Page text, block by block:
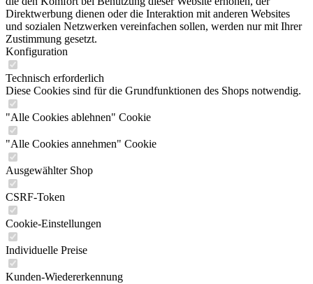
Direktwerbung dienen oder die Interaktion mit anderen Websites
und sozialen Netzwerken vereinfachen sollen, werden nur mit Ihrer
Zustimmung gesetzt.
Konfiguration
Technisch erforderlich
Diese Cookies sind für die Grundfunktionen des Shops notwendig.
"Alle Cookies ablehnen" Cookie
"Alle Cookies annehmen" Cookie
Ausgewählter Shop
CSRF-Token
Cookie-Einstellungen
Individuelle Preise
Kunden-Wiedererkennung